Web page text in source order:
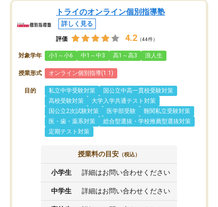
トライのオンライン個別指導塾
詳しく見る
評価 4.2 （44件）
対象学年 小1～小6 中1～中3 高1～高3 浪人生
授業形式 オンライン個別指導(1:1)
目的 私立中学受験対策
国公立中高一貫校受験対策
高校受験対策
大学入学共通テスト対策
国公立2次試験対策
医学部受験
難関私立受験対策
医・歯・薬系対策
総合型選抜・学校推薦型選抜対策
定期テスト対策
授業料の目安 （税込）
小学生 詳細はお問い合わせください
中学生 詳細はお問い合わせください